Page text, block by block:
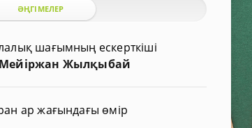
ӘҢГІМЕЛЕР
шағымның ескерткіші
Мейіржан Жылқыбай
ар жағындағы өмір